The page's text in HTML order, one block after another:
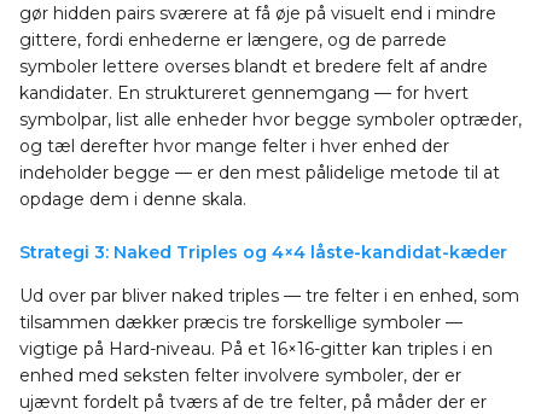
gør hidden pairs sværere at få øje på visuelt end i mindre
gittere, fordi enhederne er længere, og de parrede
symboler lettere overses blandt et bredere felt af andre
kandidater. En struktureret gennemgang — for hvert
symbolpar, list alle enheder hvor begge symboler optræder,
og tæl derefter hvor mange felter i hver enhed der
indeholder begge — er den mest pålidelige metode til at
opdage dem i denne skala.
Strategi 3: Naked Triples og 4×4 låste-kandidat-kæder
Ud over par bliver naked triples — tre felter i en enhed, som
tilsammen dækker præcis tre forskellige symboler —
vigtige på Hard-niveau. På et 16×16-gitter kan triples i en
enhed med seksten felter involvere symboler, der er
ujævnt fordelt på tværs af de tre felter, på måder der er